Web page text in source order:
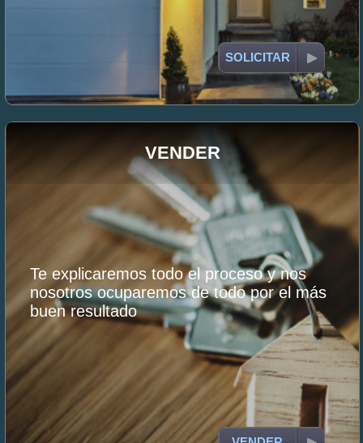
SOLICITAR
VENDER
Te explicaremos todo el proceso y nos
nosotros ocuparemos de todo por el más
buen resultado